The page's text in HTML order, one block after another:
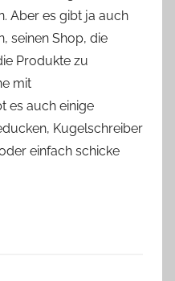
n
e
Aber es gibt ja auch
seinen Shop, die
Produkte zu
mit
es auch einige
Kugelschreiber
einfach schicke